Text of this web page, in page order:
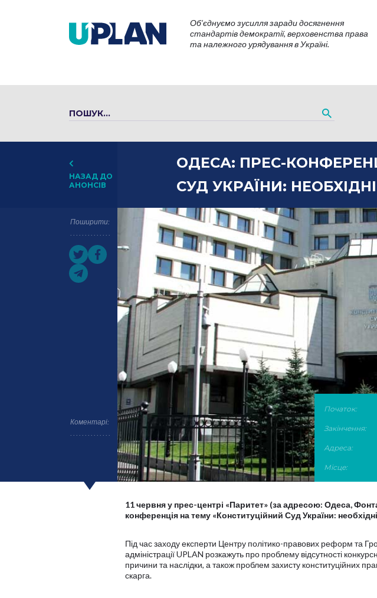
Об’єднуємо зусилля заради досягнення
стандартів демократії, верховенства права
та належного урядування в Україні.
НАЗАД ДО
АНОНСІВ
Поширити:
Коментарі:
ОДЕСА: ПРЕС-
СУД УКРАЇНИ:
Початок:
Закінчення:
Адреса:
Місце:
11 червня у прес-центрі «Паритет» (за адресою: Одеса,
конференція на тему «Конституційний Суд України:
Під час заходу експерти Центру політико-правових реформ та
адміністрації UPLAN розкажуть про проблему відсутності
причини та наслідки, а також проблем захисту конституційних
скарга.